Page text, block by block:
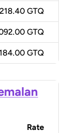
GTQ
GTQ
GTQ
Rate